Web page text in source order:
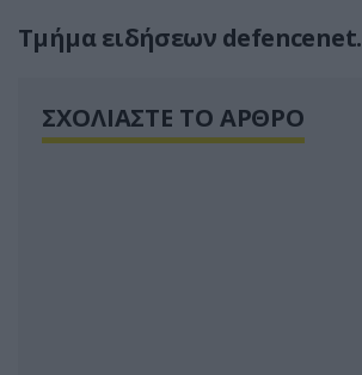
Τμήμα ειδήσεων
ΣΧΟΛΙΑΣΤΕ ΤΟ ΑΡΘΡΟ